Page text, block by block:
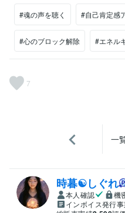
#魂の声を聴く #自己肯定感
#心のブロック解除 #エネル
7
一
時暮☯しぐれ
本人確認
機
インボイス発行